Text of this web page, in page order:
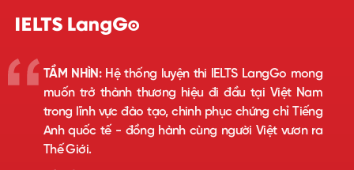
TẦM NHÌN:Hệ thống luyện thi IELTS LangGo mong
muốn trở thành thương hiệu đi đầu tại Việt Nam
trong lĩnh vực đào tạo, chinh phục chứng chỉ Tiếng
Anh quốc tế - đồng hành cùng người Việt vươn ra
Thế Giới.